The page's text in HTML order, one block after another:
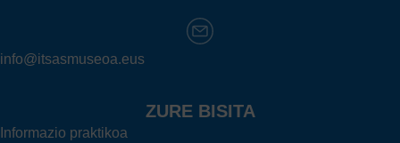
info@itsasmuseoa.eus
ZURE BISITA
Informazio praktikoa